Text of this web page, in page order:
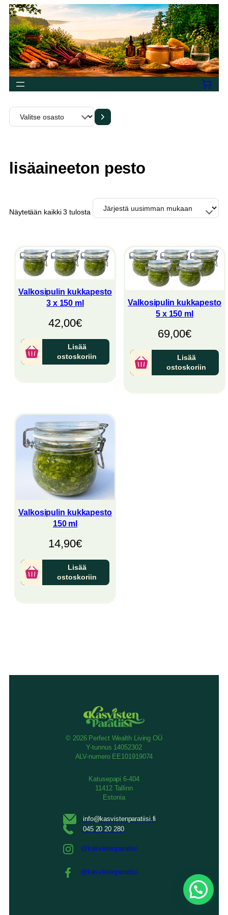
Siirry
sisältöön
Valitse
osasto
lisäaineeton pesto
Näytetään kaikki 3 tulostaSorted
Valkosipulin kukkapesto
3 x 150 ml
42,00€
Lisää
ostoskoriin
Valkosipulin kukkapesto
5 x 150 ml
69,00€
Lisää
ostoskoriin
Valkosipulin kukkapesto
150 ml
14,90€
Lisää
ostoskoriin
© 2026 Perfect Wealth Living OÜ
Y-tunnus 14052302
ALV-numero EE101919074
Katusepapi 6-404
11412 Tallinn
Estonia
@kasvistenparatiisi
@kasvistenparatiisi